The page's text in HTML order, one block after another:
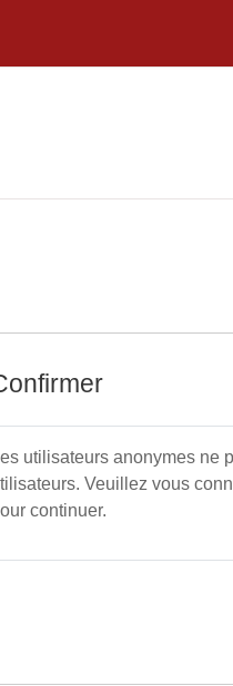
utilisateurs anonymes ne
Veuillez vous
continuer.